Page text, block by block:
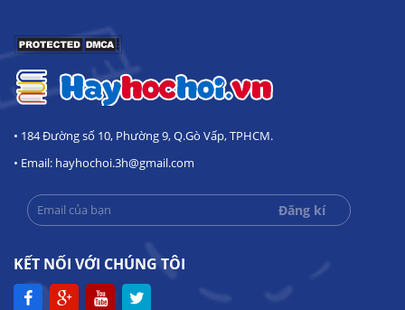
• 184 Đường số 10, Phường 9, Q.Gò Vấp, TPHCM.
• Email: hayhochoi.3h@gmail.com
KẾT NỐI VỚI CHÚNG TÔI